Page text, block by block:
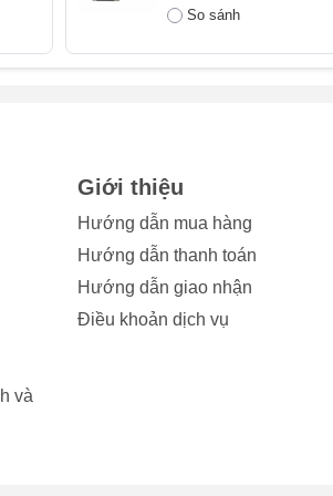
bạn sẽ cần phải rửa đốm camera sau
camera, khiến bạn cần phải thực hiện
Dưới đây là một số tác động phổ biến
tưởng cho các tác nhân bên ngoài xâm
đầu khiến người dùng phải tìm đến các
13 Pro Max. Việc rửa đốm camera
So sánh
và
Giới thiệu
Hướng dẫn mua hàng
Hướng dẫn thanh toán
Hướng dẫn giao nhận
Điều khoản dịch vụ